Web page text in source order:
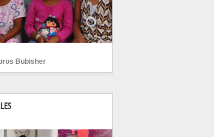
Bubisher